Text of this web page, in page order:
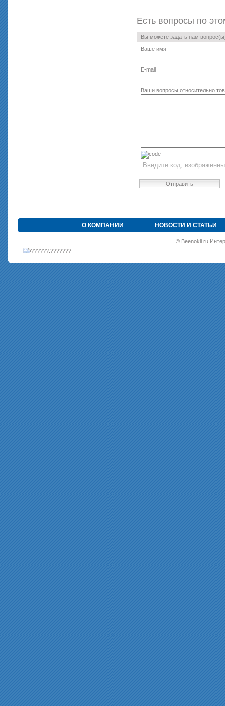
Есть вопросы по
Вы можете задать нам
Ваше имя
E-mail
Ваши вопросы относительно
Отправить
О КОМПАНИИ НОВОСТИ И СТАТЬИ
© Beenokli.ru
•